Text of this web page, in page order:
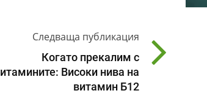
Следваща публикация
Когато прекалим с
Високи нива на
витамин Б12